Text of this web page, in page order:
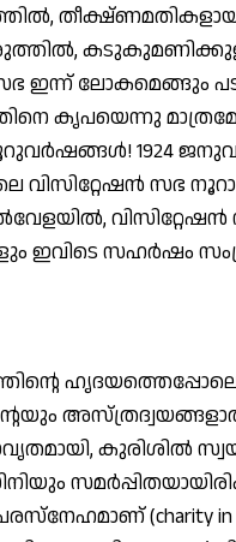
ഇന്ന് ലോകമെങ്ങും
കൃപയെന്നു മാത്രമേ
1924
സഭ നൂറാം
സഹര്‍ഷം
അസ്ത്രദ്വയങ്ങളാല്‍
കുരിശില്‍
(charity in